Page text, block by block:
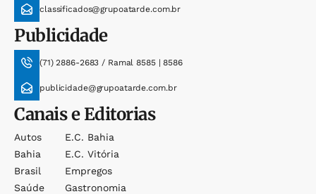
classificados@grupoatarde.com.br
Publicidade
(71) 2886-2683 / Ramal 8585 | 8586
publicidade@grupoatarde.com.br
Canais e Editorias
Autos
Bahia
Brasil
Saúde
E.c. Bahia
E.c. Vitória
Empregos
Gastronomia